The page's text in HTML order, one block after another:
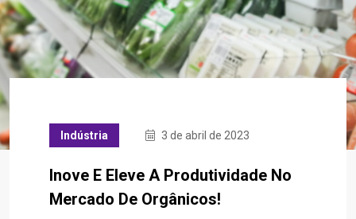
Indústria 3 de abril de 2023
Inove E Eleve A Produtividade No
Mercado De Orgânicos!